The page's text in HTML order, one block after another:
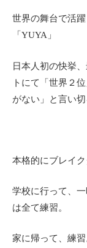
世界の舞台で活
「YUYA」
日本人初の快挙
トにて「世界２
がない」と言い切
本格的にブレイ
学校に行って、
は全て練習。
家に帰って、練